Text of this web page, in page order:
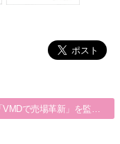
ク想起法が紹介されました。